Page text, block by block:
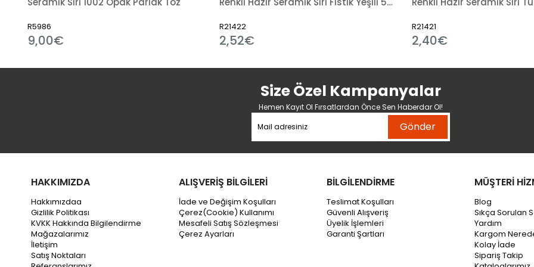
R5986
9,00€
R21422
2,52€
R21421
2,40€
Size Özel Kampanyalar
Hemen Kayıt Ol Fırsatlardan Önce Sen Haberdar Ol!
Gönder
HAKKIMIZDA
Hakkımızdaa
Gizlilik Politikası
KVKK Hakkında Bilgilendirme
Mağazalarımız
İletişim
Satış Noktaları
ALIŞVERİŞ BİLGİLERİ
İade ve Değişim Koşulları
Çerez(Cookie) Kullanımı
Mesafeli Satış Sözleşmesi
Çerez Ayarları
BİLGİLENDİRME
Teslimat Koşulları
Güvenli Alışveriş
Üyelik İşlemleri
Garanti Şartları
MÜŞTERİ
Blog
Sıkça Sorulan
Yardım
Kargom
Kolay İade
Sipariş Takip